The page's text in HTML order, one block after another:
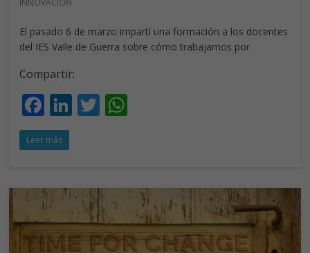
El pasado 6 de marzo impartí una formación a los docentes
del IES Valle de Guerra sobre cómo trabajamos por
Compartir:
F
ac
e
o
o
k
Li
dI
n
T
A
p
p
Leer más